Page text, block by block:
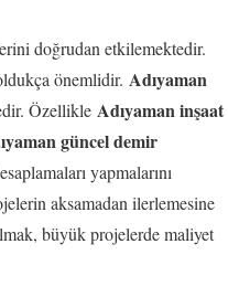
doğrudan etkilemektedir.
önemlidir. Adıyaman
Özellikle Adıyaman inşaat
güncel demir
yapmalarını
aksamadan ilerlemesine
büyük projelerde maliyet